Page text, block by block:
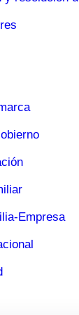
Empresa